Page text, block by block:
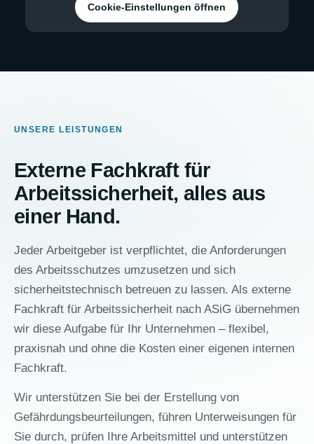
Cookie-Einstellungen öffnen
UNSERE LEISTUNGEN
Externe Fachkraft für
Arbeitssicherheit, alles aus
einer Hand.
Jeder Arbeitgeber ist verpflichtet, die Anforderungen
des Arbeitsschutzes umzusetzen und sich
sicherheitstechnisch betreuen zu lassen. Als externe
Fachkraft für Arbeitssicherheit nach ASiG übernehmen
wir diese Aufgabe für Ihr Unternehmen – flexibel,
praxisnah und ohne die Kosten einer eigenen internen
Fachkraft.
Wir unterstützen Sie bei der Erstellung von
Gefährdungsbeurteilungen, führen Unterweisungen für
Sie durch, prüfen Ihre Arbeitsmittel und unterstützen